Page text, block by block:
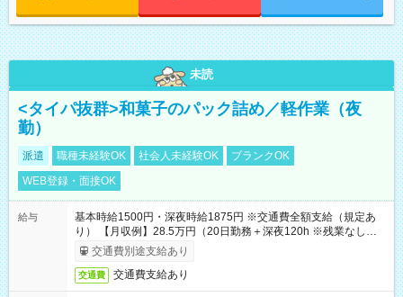
未読
<タイパ抜群>和菓子のパック詰め／軽作業（夜
勤）
派遣 職種未経験OK 社会人未経験OK
ブランクOK
WEB登録・面接OK
給与
基本時給1500円・深夜時給1875円 ※交通費全額支給（規定あ
り） 【月収例】28.5万円（20日勤務＋深夜120h ※残業なしの場
合）交通費別途支給あり
交通費 交通費支給あり